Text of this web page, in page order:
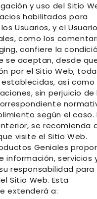
y uso del Sitio
habilitados para
Usuarios, y el Usuario
, como los
confiere la
se aceptan, desde
por el Sitio Web,
así como
sin perjuicio de
según el caso.
se recomienda
visite el Sitio Web.
Geniales
información, servicios
responsabilidad para
Sitio Web. Esta
extenderá a: